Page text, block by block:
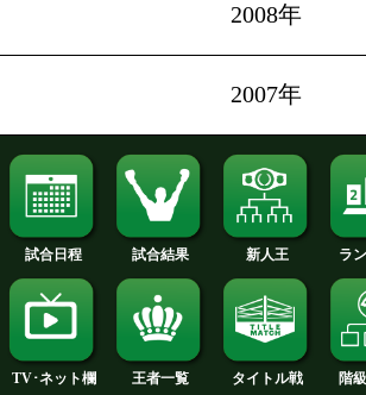
2017年
2016年
2015年
2014年